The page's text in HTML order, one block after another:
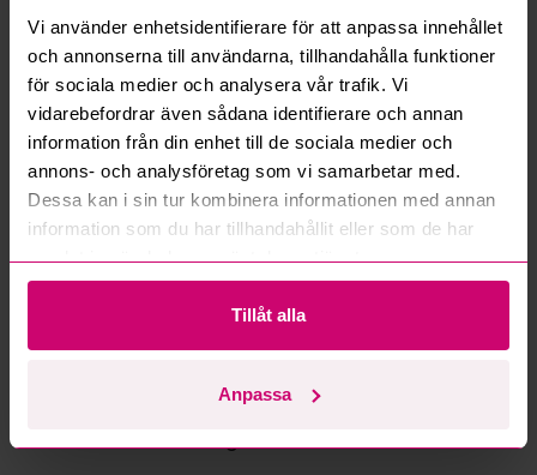
Vi använder enhetsidentifierare för att anpassa innehållet
och annonserna till användarna, tillhandahålla funktioner
för sociala medier och analysera vår trafik. Vi
vidarebefordrar även sådana identifierare och annan
information från din enhet till de sociala medier och
annons- och analysföretag som vi samarbetar med.
Dessa kan i sin tur kombinera informationen med annan
information som du har tillhandahållit eller som de har
samlat in när du har använt deras tjänster.
Tillåt alla
Anpassa
Vad är ett reservationspris?
Hur fungerar maxbud?
Kan jag ångra ett bud?
Kan ni frakta mina vunna objekt?